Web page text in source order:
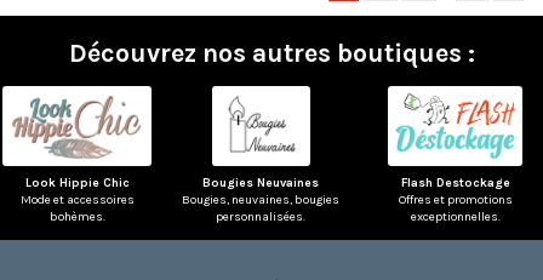
Découvrez nos autres boutiques :
Look Hippie Chic
Mode et accessoires
bohèmes.
Bougies Neuvaines
Bougies, neuvaines, bougies
personnalisées.
Flash Destockage
Offres et promotions
exceptionnelles.